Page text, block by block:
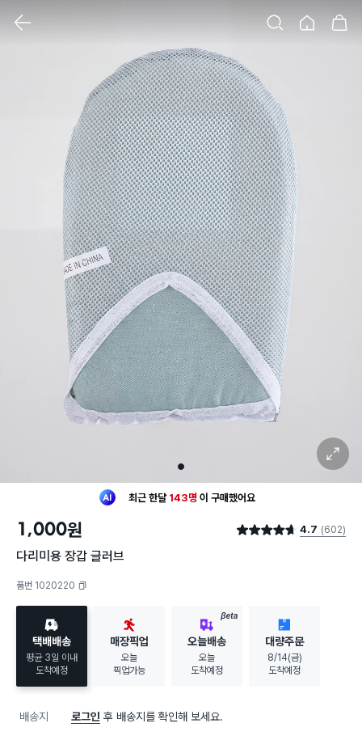
1
확대 보기
최근 한달 143명 이 구매했어요
구매했어요
1,000원 별점 4.7점 4.7 (602)
다리미용 장갑 글러브
품번 1020220
택배배송
평균 3일 이내
도착예정
매장픽업
오늘
픽업가능
BETA
오늘배송
오늘
도착예정
대량주문
8/14(금)
도착예정
배송지 로그인 후 배송지를 확인해 보세요.